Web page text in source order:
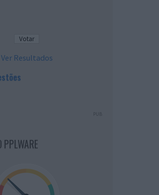
Ver Resultados
PUB
PPLWARE